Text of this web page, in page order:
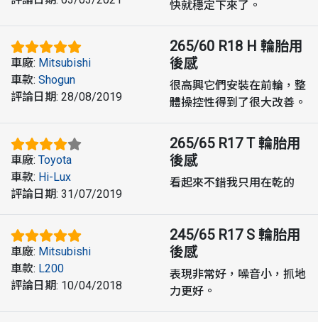
快就穩定下來了。
車廠: Mitsubishi
車款: Shogun
評論日期: 28/08/2019
265/60 R18 H 輪胎用
後感
很高興它們安裝在前輪，整
體操控性得到了很大改善。
車廠: Toyota
車款: Hi-Lux
評論日期: 31/07/2019
265/65 R17 T 輪胎用
後感
看起來不錯我只用在乾的
車廠: Mitsubishi
車款: L200
評論日期: 10/04/2018
245/65 R17 S 輪胎用
後感
表現非常好，噪音小，抓地
力更好。